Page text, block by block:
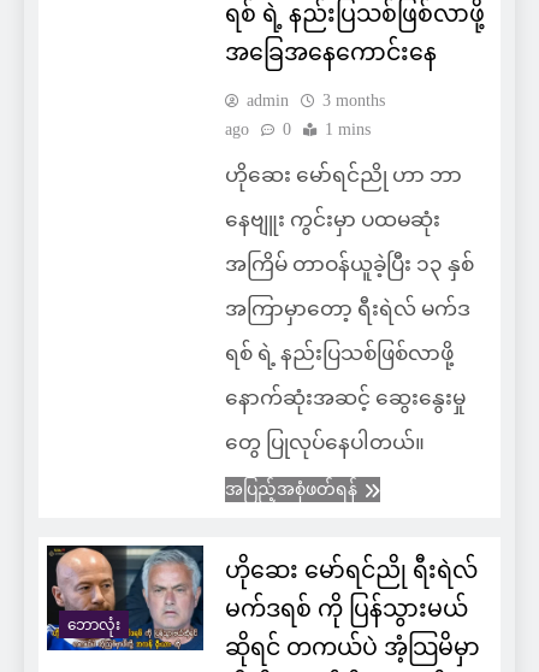
ရစ် ရဲ့ နည်းပြသစ်ဖြစ်လာဖို့
အခြေအနေကောင်းနေ
admin
3 months
ago
0 1 mins
ဟိုဆေး မော်ရင်ညို ဟာ ဘာ
နေဗျူး ကွင်းမှာ ပထမဆုံး
အကြိမ် တာဝန်ယူခဲ့ပြီး ၁၃ နှစ်
အကြာမှာတော့ ရီးရဲလ် မက်ဒ
ရစ် ရဲ့ နည်းပြသစ်ဖြစ်လာဖို့
နောက်ဆုံးအဆင့် ဆွေးနွေးမှု
တွေ ပြုလုပ်နေပါတယ်။
အပြည့်အစုံဖတ်ရန်
ဘောလုံး
ဟိုဆေး မော်ရင်ညို ရီးရဲလ်
မက်ဒရစ် ကို ပြန်သွားမယ်
ဆိုရင် တကယ်ပဲ အံ့သြမိမှာ